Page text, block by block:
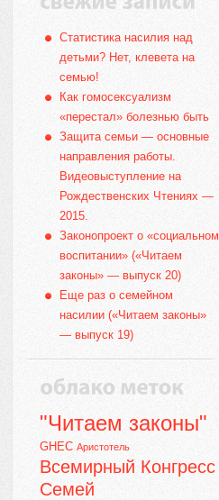
Статистика насилия над
детьми? Нет, клевета на
семью!
Как гомосексуализм
«перестал» болезнью быть
Защита семьи — основные
направления работы.
Видеовыступление на
Рождественских Чтениях —
2015.
Законопроект о «социальном
воспитании» («Читаем
законы» — выпуск 20)
Еще раз о семейном
насилии («Читаем законы»
— выпуск 19)
"Читаем законы"
GHEC Аристотель
Всемирный Конгресс
Семей